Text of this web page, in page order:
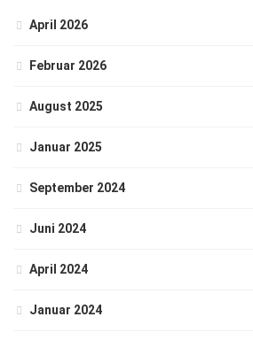
April 2026
Februar 2026
August 2025
Januar 2025
September 2024
Juni 2024
April 2024
Januar 2024